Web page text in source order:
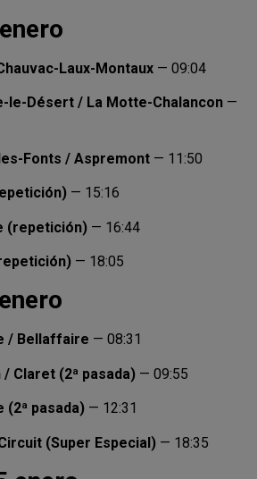
Laux-Montaux — 09:04
le-Désert / La Motte-Chalancon —
Fonts / Aspremont — 11:50
— 15:16
(repetición) — 16:44
— 18:05
/ Bellaffaire — 08:31
/ Claret (2ª pasada) — 09:55
(2ª pasada) — 12:31
(Super Especial) — 18:35